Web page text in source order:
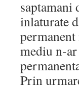
saptamani
inlaturate
mediu n-
Prin